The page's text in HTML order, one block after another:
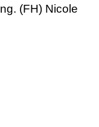
(FH) Nicole